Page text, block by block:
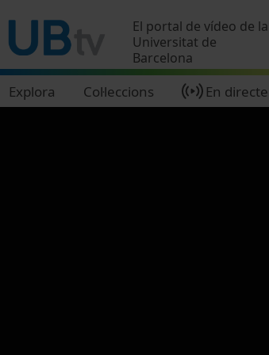
El portal de vídeo de la
Universitat de
Barcelona
Explora Col·leccions En directe